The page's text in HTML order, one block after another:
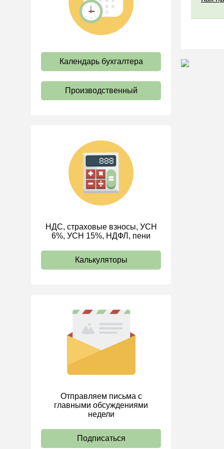
труда
Отпуск и время отдыха
Ответственность и
взыскания
Пенсии
должностные инструкции
Трудовые книжки
Кадровые документы и
образцы
Персональные данные
ИП
Календарь бухгалтера
Производственный
НДС, страховые взносы, УСН
6%, УСН 15%, НДФЛ, пени
Калькуляторы
Отправляем письма с
главными обсуждениями
недели
Подписаться